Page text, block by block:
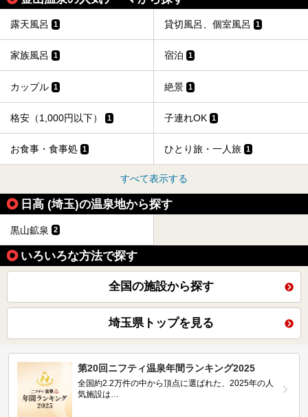
提供元：花王株式会社【PR】
この記事は花王株式会社商品のPRイベントレポート記事で
露天風呂 1 貸切風呂、個室風呂 1
家族風呂 1 宿泊 1
カップル 1 絶景 1
格安（1,000円以下） 1 子連れOK 1
お食事・食事処 1 ひとり旅・一人旅 1
すべて表示する
日高 (埼玉)の温泉地から探す
黒山鉱泉 2
いろいろな方法で探す
全国の施設から探す
埼玉県トップを見る
第20回ニフティ温泉年間ランキング2025
全国約2.2万件の中から頂点に選ばれた、2025年の人
気施設は…